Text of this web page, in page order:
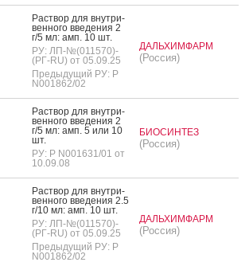
Рас­твор для внут­ри­
вен­но­го вве­дения 2
г/5 мл: амп. 10 шт.
РУ: ЛП-№(011570)-
(РГ-RU) от 05.09.25
Предыдущий РУ: Р
N001862/02
ДАЛЬХИМФАРМ
(Россия)
Рас­твор для внут­ри­
вен­но­го вве­дения 2
г/5 мл: амп. 5 или 10
шт.
РУ: Р N001631/01 от
10.09.08
БИОСИНТЕЗ
(Россия)
Рас­твор для внут­ри­
вен­но­го вве­дения 2.5
г/10 мл: амп. 10 шт.
РУ: ЛП-№(011570)-
(РГ-RU) от 05.09.25
Предыдущий РУ: Р
N001862/02
ДАЛЬХИМФАРМ
(Россия)